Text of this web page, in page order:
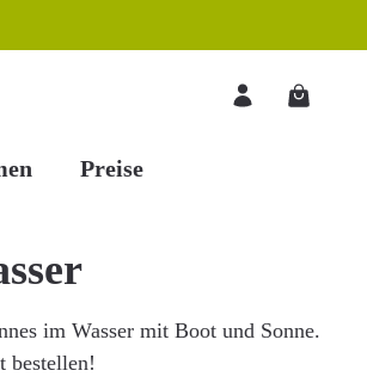
Preise
im Wasser mit Boot und Sonne.
bestellen!